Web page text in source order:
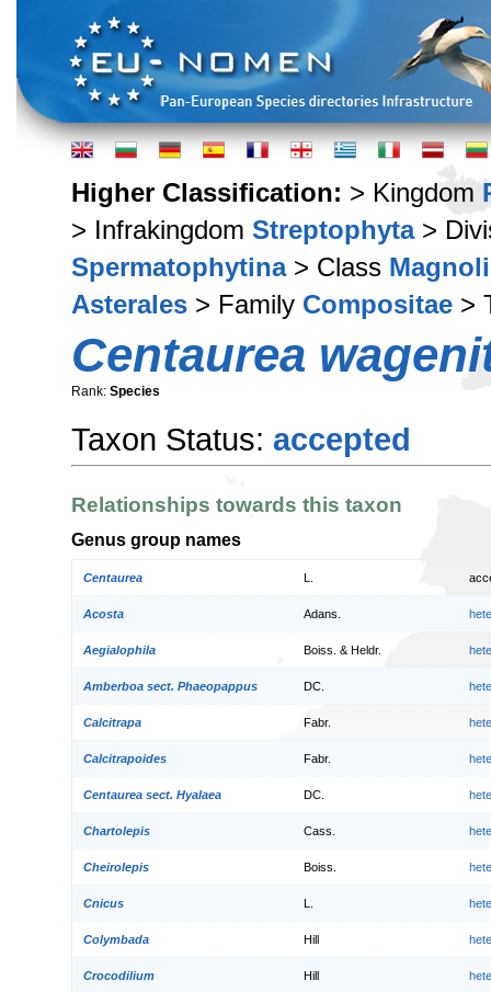
Higher Classification: > Kingdom
> Infrakingdom Streptophyta>
Spermatophytina> Class
Asterales > Family Compositae >
Centaurea
Rank: Species
Taxon Status: accepted
Relationships towards this taxon
Genus group names
Centaurea
Acosta Adans.
Aegialophila Boiss. & Heldr.
Amberboa sect. Phaeopappus DC.
Calcitrapa Fabr.
Calcitrapoides Fabr.
Centaurea sect. Hyalaea DC.
Chartolepis Cass.
Cheirolepis Boiss.
Cnicus
Colymbada Hill
Crocodilium Hill